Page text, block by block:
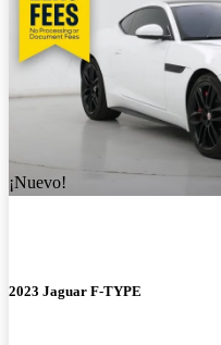
¡Nuevo!
2023 Jaguar F-TYPE